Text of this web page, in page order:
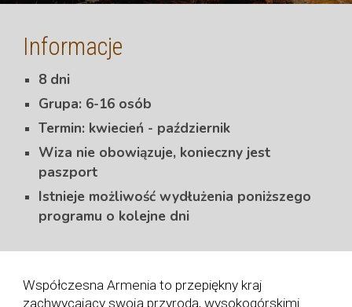
Informacje
8 dni
Grupa: 6-16 osób
Termin: kwiecień - październik
Wiza nie obowiązuje, konieczny jest
paszport
Istnieje możliwość wydłużenia poniższego
programu o kolejne dni
Współczesna Armenia to przepiękny kraj
zachwycający swoją przyrodą, wysokogórskimi